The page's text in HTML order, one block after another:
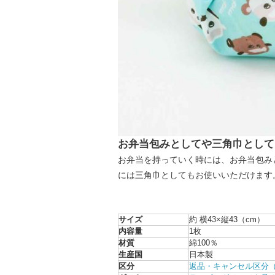
お弁当包みとしてや三角巾とし
お弁当を持っていく時には、お弁当包
には三角巾としてもお使いいただけます
サイズ
約 横43×縦43（cm）
内容量
1枚
材質
綿100％
生産国
日本製
区分
返品・キャンセル区分